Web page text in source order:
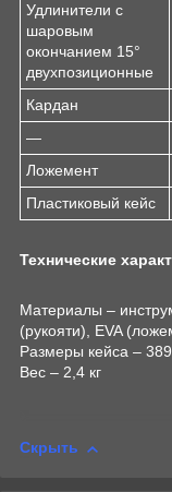
Удлинители с
шаровым
окончанием 15°
двухпозиционные
Кардан
—
Ложемент
Пластиковый кейс
Технические
Материалы –
(рукояти), EVA
Размеры кейса –
Вес – 2,4 кг
Скрыть